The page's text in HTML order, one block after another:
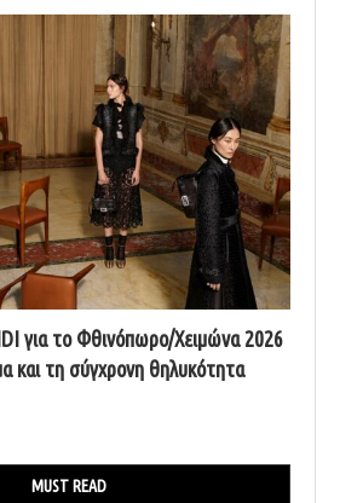
για το Φθινόπωρο/Χειμώνα 2026
και τη σύγχρονη θηλυκότητα
MUST READ